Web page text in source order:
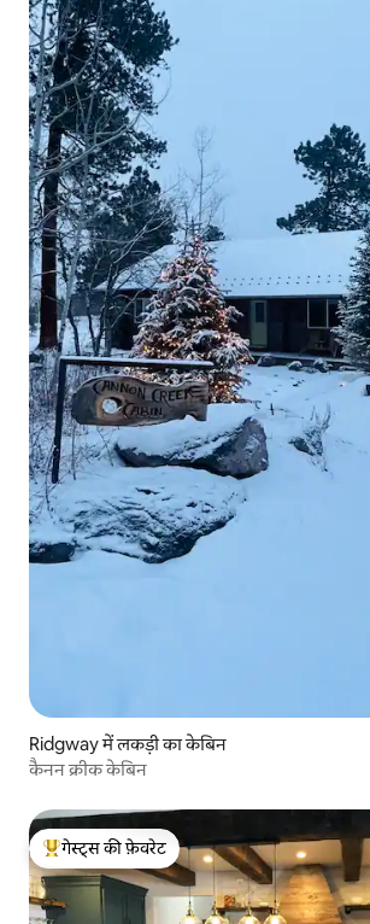
Ridgway में लकड़ी का केबिन
कैनन क्रीक केबिन
गेस्ट्स का टॉप फ़ेवरेट
गेस्ट्स की फ़ेवरेट